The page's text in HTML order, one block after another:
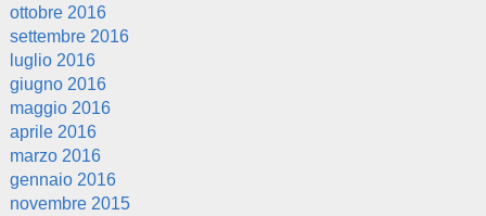
ottobre 2016
settembre 2016
luglio 2016
giugno 2016
maggio 2016
aprile 2016
marzo 2016
gennaio 2016
novembre 2015